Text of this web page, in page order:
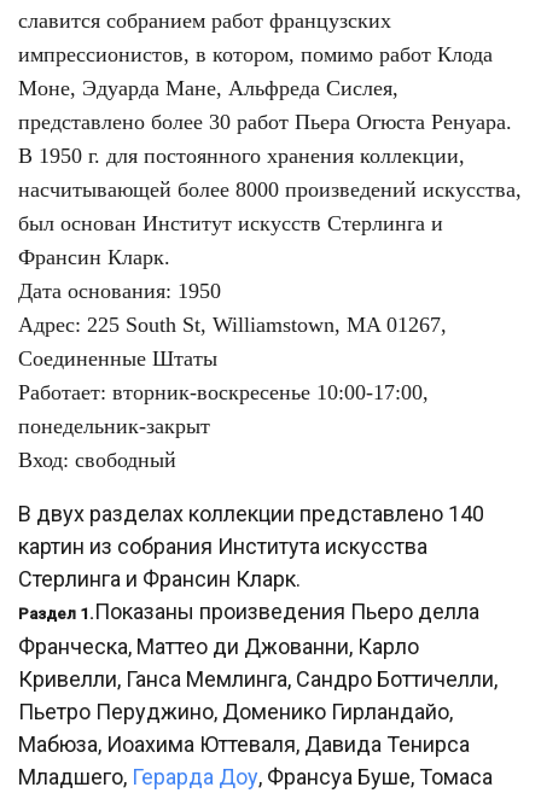
славится собранием работ французских
импрессионистов, в котором, помимо работ Клода
Моне, Эдуарда Мане, Альфреда Сислея,
представлено более 30 работ Пьера Огюста Ренуара.
В 1950 г. для постоянного хранения коллекции,
насчитывающей более 8000 произведений искусства,
был основан Институт искусств Стерлинга и
Франсин Кларк.
Дата основания: 1950
Адрес: 225 South St, Williamstown, MA 01267,
Соединенные Штаты
Работает: вторник-воскресенье 10:00-17:00,
понедельник-закрыт
Вход: свободный
В двух разделах коллекции представлено 140
картин из собрания Института искусства
Стерлинга и Франсин Кларк.
Раздел 1. Показаны произведения Пьеро делла
Франческа, Маттео ди Джованни, Карло
Кривелли, Ганса Мемлинга, Сандро Боттичелли,
Пьетро Перуджино, Доменико Гирландайо,
Мабюза, Иоахима Юттеваля, Давида Тенирса
Младшего, Герарда Доу, Франсуа Буше, Томаса